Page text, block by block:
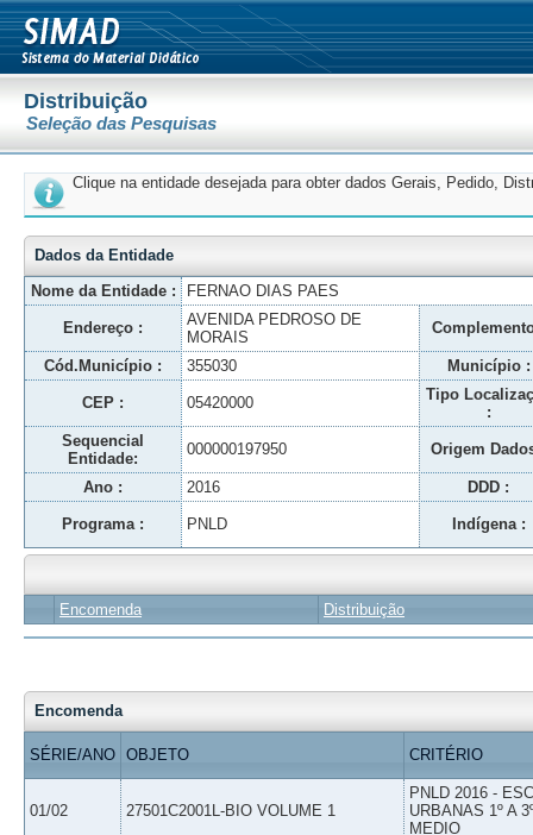
Distribuição
Seleção das Pesquisas
Clique na entidade desejada para obter dados Gerais, Pedido,
Dados da Entidade
Nome da Entidade :
FERNAO DIAS PAES
Endereço :
AVENIDA PEDROSO DE
MORAIS
Cód.Município : 355030 Município :
CEP : 05420000
Tipo
:
Sequencial
Entidade:
000000197950 Origem
Ano : 2016 DDD :
Programa : PNLD Indígena :
Encomenda Distribuição
Encomenda
SÉRIE/ANO OBJETO CRITÉRIO
01/02 27501C2001L-BIO VOLUME 1
PNLD 2016 -
URBANAS 1º A
MEDIO